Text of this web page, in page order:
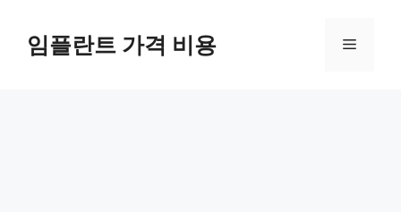
content임플란트 가격 비용 Menu